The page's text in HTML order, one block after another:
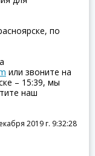
по
или звоните на
– 15:39, мы
наш
2019 г. 9:32:28